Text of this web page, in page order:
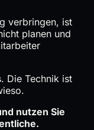
verbringen, ist
planen und
Die Technik ist
nutzen Sie